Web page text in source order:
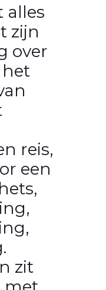
alles
zijn
over
het
reis,
een
zit